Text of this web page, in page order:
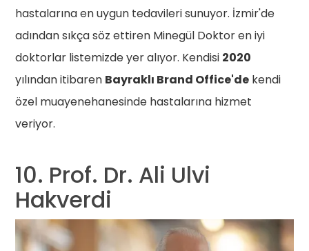
hastalarına en uygun tedavileri sunuyor. İzmir'de
adından sıkça söz ettiren Minegül Doktor en iyi
doktorlar listemizde yer alıyor. Kendisi 2020
yılından itibaren Bayraklı Brand Office'de kendi
özel muayenehanesinde hastalarına hizmet
veriyor.
10. Prof. Dr. Ali Ulvi
Hakverdi